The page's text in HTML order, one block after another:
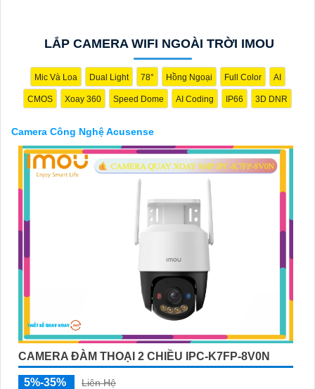
nét và độ phân giải cao giúp bạn quan sát mọi góc độ một cách
rõ ràng. Khám phá ngay và đầu tư vào Camera Acusense để
bảo vệ tài sản và gia đình của bạn ngay hôm nay!
LẮP CAMERA WIFI NGOÀI TRỜI IMOU
Mic Và Loa Dual Light 78° Hồng Ngoại Full Color AI
CMOS Xoay 360 Speed Dome AI Coding IP66 3D DNR
Camera Công Nghệ Acusense
CAMERA ĐÀM THOẠI 2 CHIỀU IPC-K7FP-8V0N
5%-35%
Liên Hệ